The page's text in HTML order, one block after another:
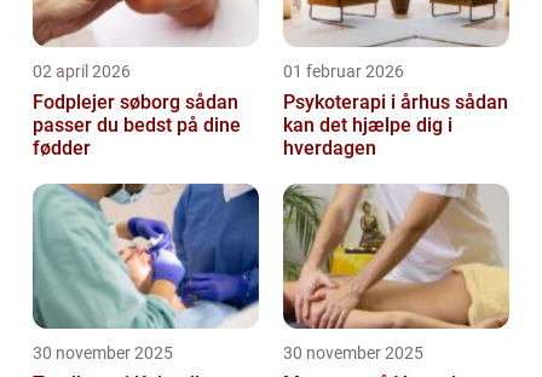
02 april 2026
Fodplejer søborg sådan
passer du bedst på dine
fødder
01 februar 2026
Psykoterapi i århus sådan
kan det hjælpe dig i
hverdagen
30 november 2025 30 november 2025